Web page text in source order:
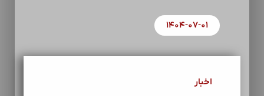
۱۴۰۴-۰۷-۰۱
اخبار